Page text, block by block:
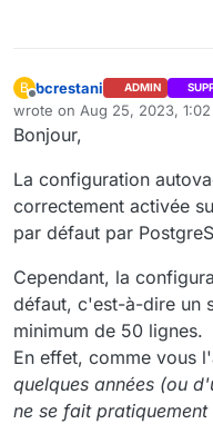
B
Offline
bcrestani ADMIN
wrote on Aug 25, 2023, 1:02
last edited by
Bonjour,
La configuration
correctement activée
par défaut par
Cependant, la
défaut, c'est-à-dire un
minimum de 50 lignes.
En effet, comme vous
quelques années (ou
ne se fait pratiquement